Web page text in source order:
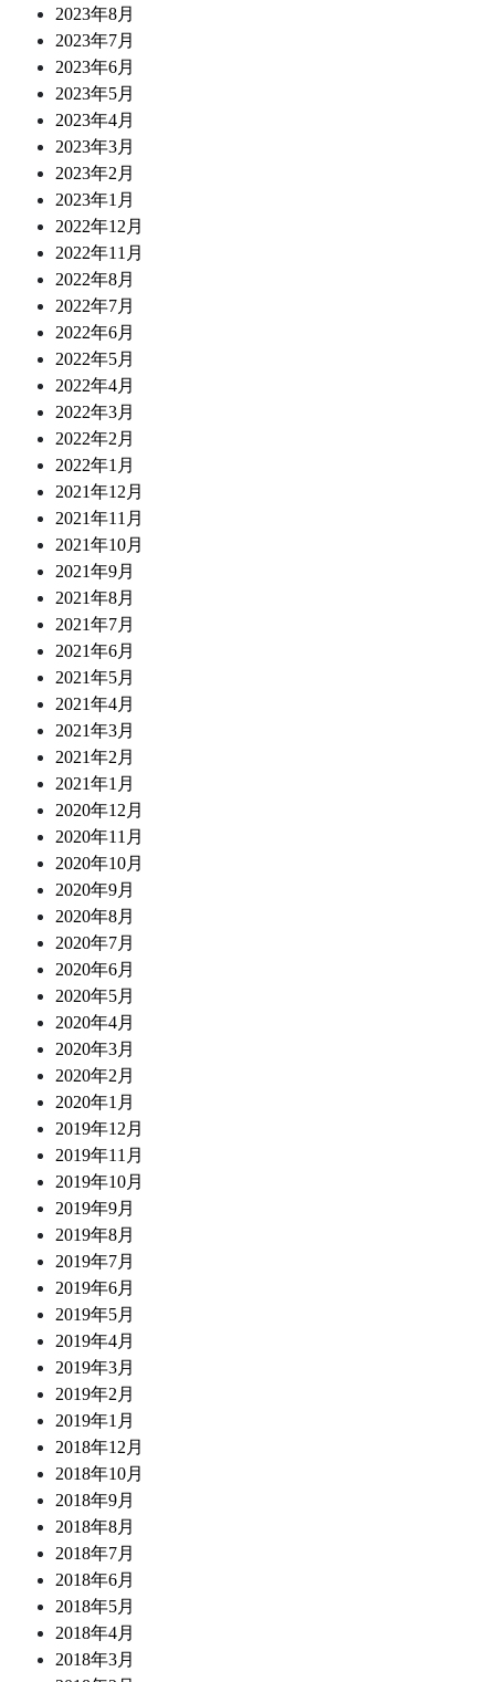
2023年8月
2023年7月
2023年6月
2023年5月
2023年4月
2023年3月
2023年2月
2023年1月
2022年12月
2022年11月
2022年8月
2022年7月
2022年6月
2022年5月
2022年4月
2022年3月
2022年2月
2022年1月
2021年12月
2021年11月
2021年10月
2021年9月
2021年8月
2021年7月
2021年6月
2021年5月
2021年4月
2021年3月
2021年2月
2021年1月
2020年12月
2020年11月
2020年10月
2020年9月
2020年8月
2020年7月
2020年6月
2020年5月
2020年4月
2020年3月
2020年2月
2020年1月
2019年12月
2019年11月
2019年10月
2019年9月
2019年8月
2019年7月
2019年6月
2019年5月
2019年4月
2019年3月
2019年2月
2019年1月
2018年12月
2018年10月
2018年9月
2018年8月
2018年7月
2018年6月
2018年5月
2018年4月
2018年3月